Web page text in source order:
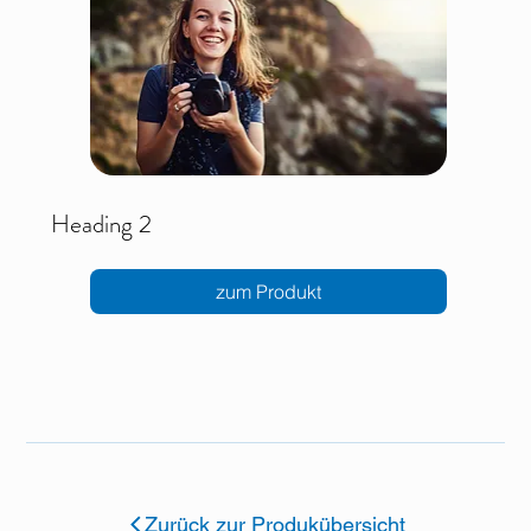
Heading 2
zum Produkt
Zurück zur Produkübersicht